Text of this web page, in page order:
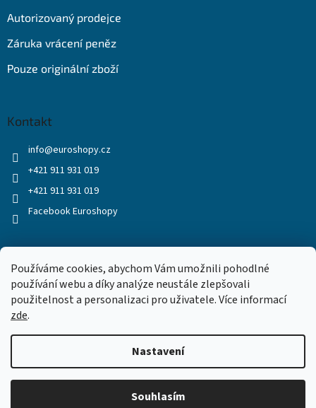
Používáme cookies, abychom Vám umožnili pohodlné
používání webu a díky analýze neustále zlepšovali
použitelnost a personalizaci pro uživatele. Více informací
zde.
Nastavení
Souhlasím
Autorizovaný prodejce
Záruka vrácení peněz
Pouze originální zboží
Kontakt
info@euroshopy.cz
+421 911 931 019
+421 911 931 019
Facebook Euroshopy
Vytvořil Shoptet
Euroshopy. Všechna práva vyhrazena.